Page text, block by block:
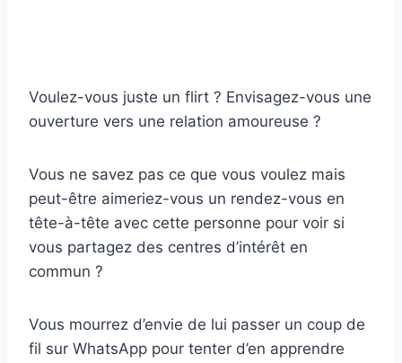
Voulez-vous juste un flirt ? Envisagez-vous une
ouverture vers une relation amoureuse ?
Vous ne savez pas ce que vous voulez mais
peut-être aimeriez-vous un rendez-vous en
tête-à-tête avec cette personne pour voir si
vous partagez des centres d’intérêt en
commun ?
Vous mourrez d’envie de lui passer un coup de
fil sur WhatsApp pour tenter d’en apprendre